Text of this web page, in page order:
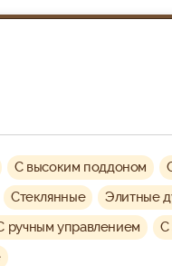
C высоким поддоном
Стеклянные
Элитные
ручным управлением
С